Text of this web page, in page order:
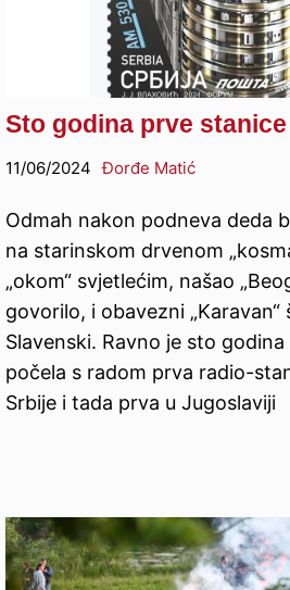
Sto godina prve stanice
11/06/2024 Đorđe Matić
Odmah nakon podneva deda
na starinskom drvenom
„okom“ svjetlećim, našao
govorilo, i obavezni
Slavenski. Ravno je sto
počela s radom prva radio-
Srbije i tada prva u Jugoslaviji